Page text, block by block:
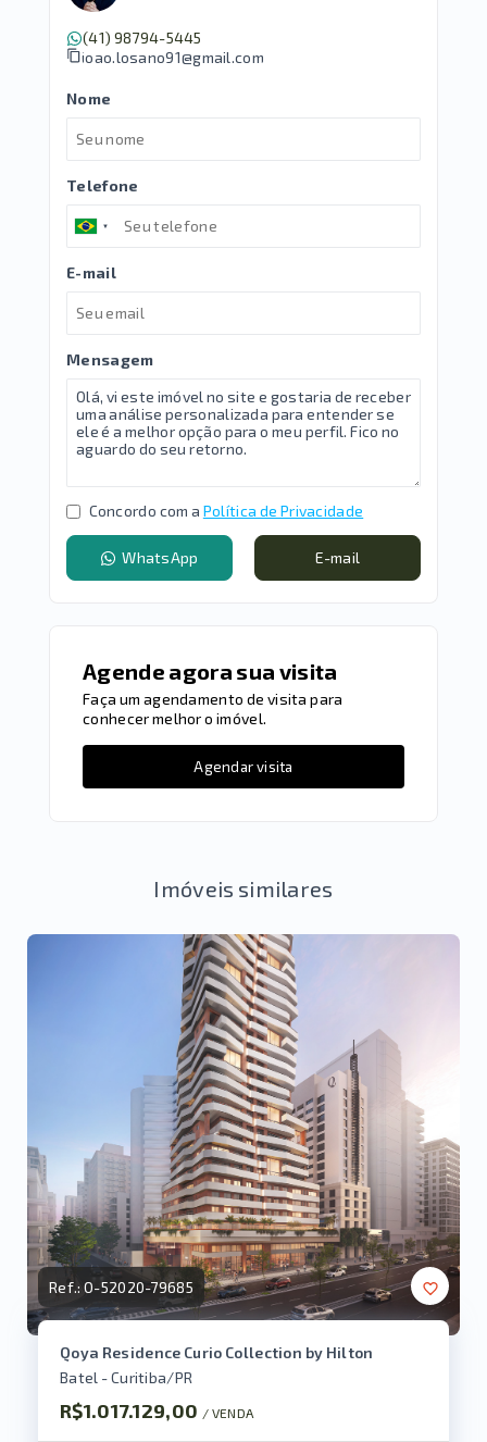
(41) 98794-5445
joao.losano91@gmail.com
Nome
Telefone
E-mail
Mensagem
Concordo com a Política de Privacidade
WhatsApp E-mail
Agende agora sua visita
Faça um agendamento de visita para
conhecer melhor o imóvel.
Agendar visita
Imóveis similares
Ref.:O-52020-79685
Qoya Residence Curio Collection by Hilton
Batel - Curitiba/PR
R$1.017.129,00 / VENDA